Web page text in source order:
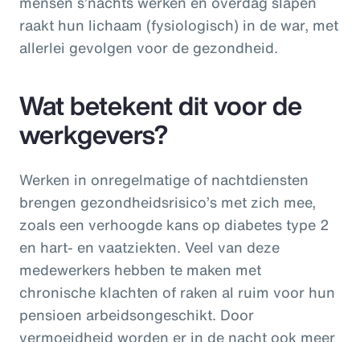
raakt hun lichaam (fysiologisch) in de war, met
allerlei gevolgen voor de gezondheid.
Wat betekent dit voor de
werkgevers?
Werken in onregelmatige of nachtdiensten
brengen gezondheidsrisico’s met zich mee,
zoals een verhoogde kans op diabetes type 2
en hart- en vaatziekten. Veel van deze
medewerkers hebben te maken met
chronische klachten of raken al ruim voor hun
pensioen arbeidsongeschikt. Door
vermoeidheid worden er in de nacht ook meer